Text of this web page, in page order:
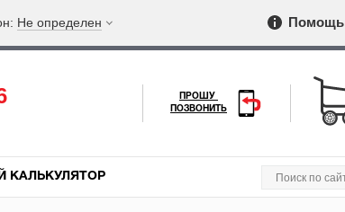
Не определен Помощь
ПРОШУ
ПОЗВОНИТЬ
КАЛЬКУЛЯТОР